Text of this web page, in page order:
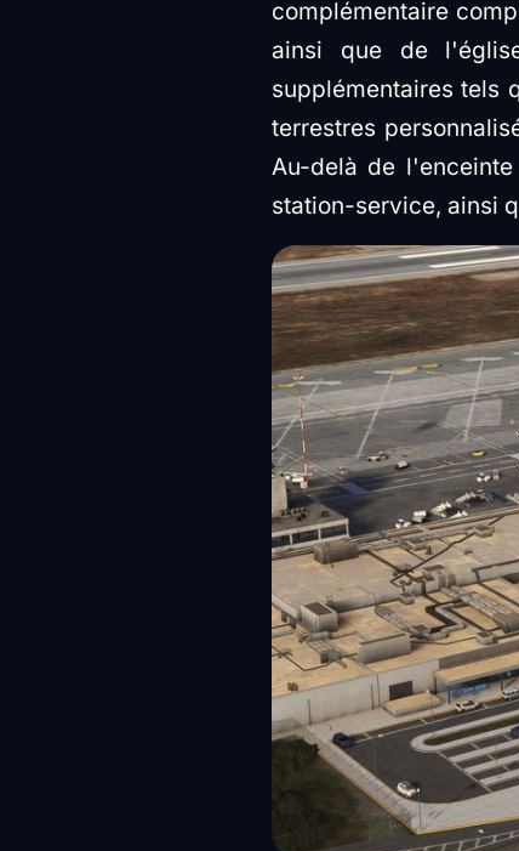
complémentaire
ainsi que de
supplémentaires tels
terrestres
Au-delà de
station-service, ainsi